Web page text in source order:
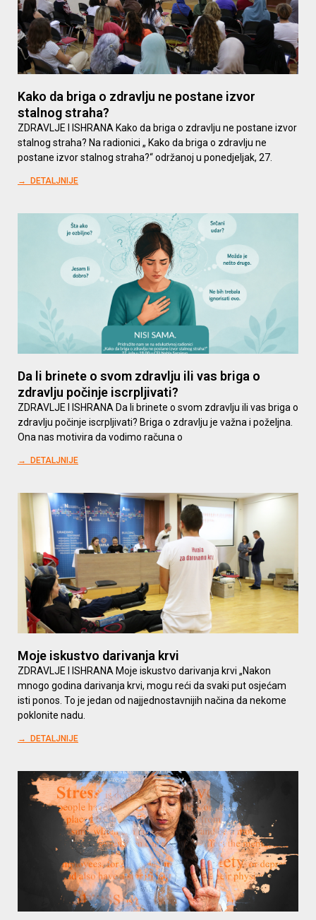
Kako da briga o zdravlju ne postane izvor
stalnog straha?
ZDRAVLJE I ISHRANA Kako da briga o zdravlju ne postane izvor
stalnog straha? Na radionici „ Kako da briga o zdravlju ne
postane izvor stalnog straha?“ održanoj u ponedjeljak, 27.
→ DETALJNIJE
Da li brinete o svom zdravlju ili vas briga o
zdravlju počinje iscrpljivati?
ZDRAVLJE I ISHRANA Da li brinete o svom zdravlju ili vas briga o
zdravlju počinje iscrpljivati? Briga o zdravlju je važna i poželjna.
Ona nas motivira da vodimo računa o
→ DETALJNIJE
Moje iskustvo darivanja krvi
ZDRAVLJE I ISHRANA Moje iskustvo darivanja krvi „Nakon
mnogo godina darivanja krvi, mogu reći da svaki put osjećam
isti ponos. To je jedan od najjednostavnijih načina da nekome
poklonite nadu.
→ DETALJNIJE